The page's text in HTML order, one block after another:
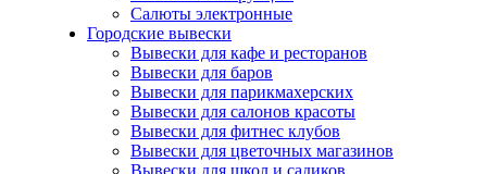
Салюты электронные
Городские вывески
Вывески для кафе и ресторанов
Вывески для баров
Вывески для парикмахерских
Вывески для салонов красоты
Вывески для фитнес клубов
Вывески для цветочных магазинов
Вывески для школ и садиков